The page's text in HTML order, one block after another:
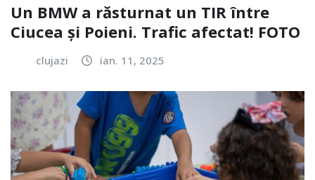
Un BMW a răsturnat un TIR între
Ciucea și Poieni. Trafic afectat! FOTO
clujazi ian. 11, 2025